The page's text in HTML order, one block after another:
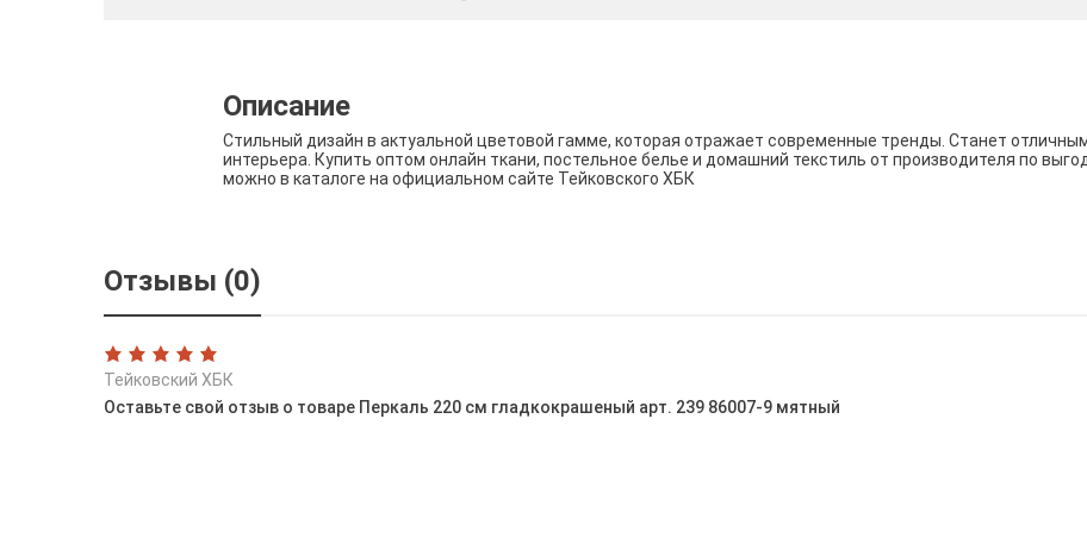
Описание
Стильный дизайн в актуальной цветовой гамме, которая отражает современные тренды. Станет
интерьера. Купить оптом онлайн ткани, постельное белье и домашний текстиль от производителя по
можно в каталоге на официальном сайте Тейковского ХБК
Отзывы (0)
Тейковский ХБК
Оставьте свой отзыв о товаре Перкаль 220 см гладкокрашеный арт. 239 86007-9 мятный